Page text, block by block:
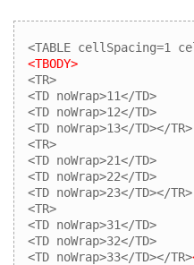
<TBODY>
<TR>
<TD noWrap>11</TD>
<TD noWrap>12</TD>
<TD noWrap>13</TD></TR>
<TR>
<TD noWrap>21</TD>
<TD noWrap>22</TD>
<TD noWrap>23</TD></TR>
<TR>
<TD noWrap>31</TD>
<TD noWrap>32</TD>
<TD noWrap>33</TD></TR>